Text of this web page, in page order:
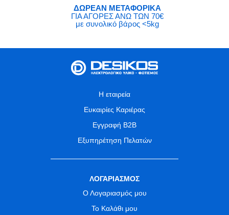
ΔΩΡΕΑΝ ΜΕΤΑΦΟΡΙΚΑ
ΓΙΑ ΑΓΟΡΕΣ ΑΝΩ ΤΩΝ 70€
με συνολικό βάρος <5kg
Η εταιρεία
Ευκαιρίες Καριέρας
Εγγραφή B2B
Εξυπηρέτηση Πελατών
ΛΟΓΑΡΙΑΣΜΟΣ
Ο Λογαριασμός μου
Το Καλάθι μου